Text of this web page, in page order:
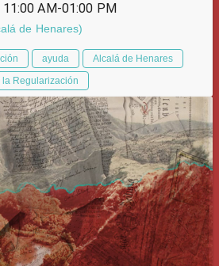
11:00 AM-01:00 PM
de Henares)
ayuda
Alcalá de Henares
la Regularización